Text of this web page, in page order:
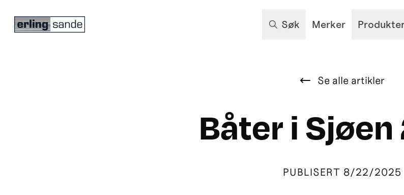
Søk Merker
Se alle artikler
Båter i
PUBLISERT 8/22/2025